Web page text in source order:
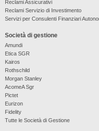
Reclami Assicurativi
Reclami Servizio di Investimento
Servizi per Consulenti Finanziari
Società di gestione
Amundi
Etica SGR
Kairos
Rothschild
Morgan Stanley
AcomeA Sgr
Pictet
Eurizon
Fidelity
Tutte le Società di Gestione